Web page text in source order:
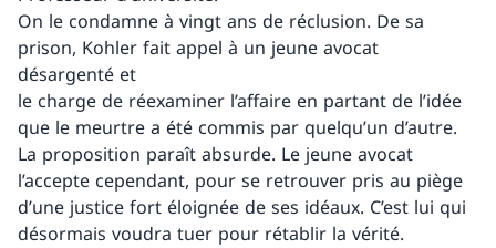
On le condamne à vingt ans de réclusion. De sa
prison, Kohler fait appel à un jeune avocat
désargenté et
le charge de réexaminer l’affaire en partant de l’idée
que le meurtre a été commis par quelqu’un d’autre.
La proposition paraît absurde. Le jeune avocat
l’accepte cependant, pour se retrouver pris au piège
d’une justice fort éloignée de ses idéaux. C’est lui qui
désormais voudra tuer pour rétablir la vérité.